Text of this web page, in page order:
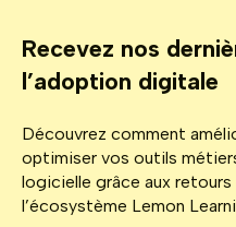
Recevez nos
l’adoption digitale
Découvrez comment
optimiser vos outils
logicielle grâce aux retours
l’écosystème Lemon